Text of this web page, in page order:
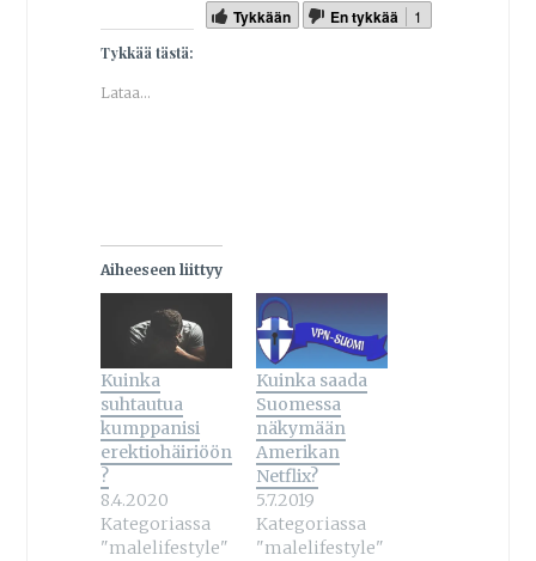
Tykkään En tykkää 1
Tykkää tästä:
Lataa...
Aiheeseen liittyy
Kuinka
suhtautua
kumppanisi
erektiohäiriöön
?
8.4.2020
Kategoriassa
"malelifestyle"
Kuinka saada
Suomessa
näkymään
Amerikan
Netflix?
5.7.2019
Kategoriassa
"malelifestyle"